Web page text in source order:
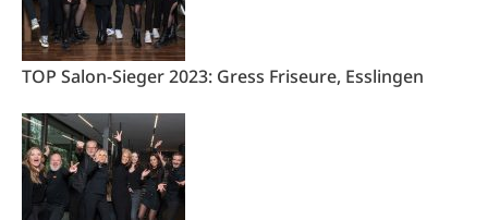
TOP Salon-Sieger 2023: Gress Friseure, Esslingen